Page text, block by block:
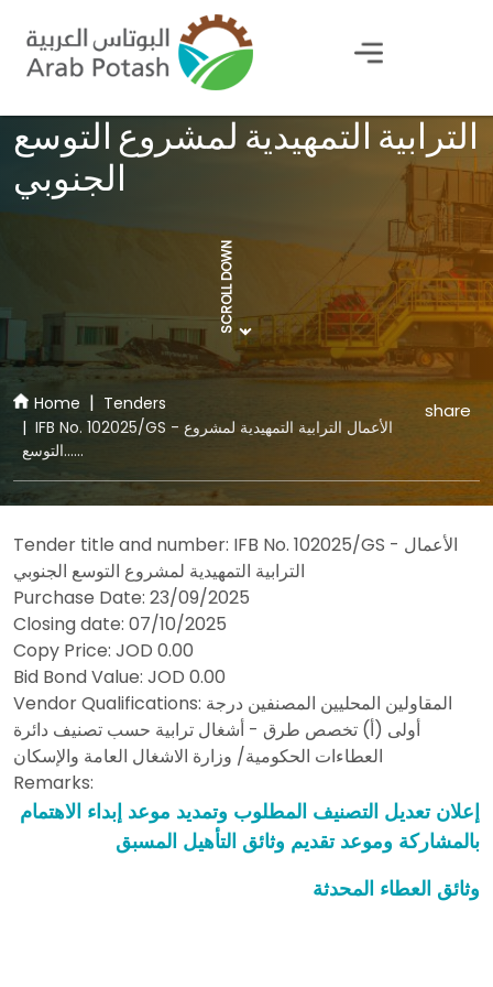
IFB No. 102025/GS - الأعمال
الترابية التمهيدية لمشروع التوسع
الجنوبي
SCROLL DOWN
Home
Tenders
IFB No. 102025/GS - الأعمال الترابية التمهيدية لمشروع
التوسع......
share
Tender title and number: IFB No. 102025/GS - الأعمال
الترابية التمهيدية لمشروع التوسع الجنوبي
Purchase Date: 23/09/2025
Closing date: 07/10/2025
Copy Price: JOD 0.00
Bid Bond Value: JOD 0.00
Vendor Qualifications: المقاولين المحليين المصنفين درجة
أولى (أ) تخصص طرق - أشغال ترابية حسب تصنيف دائرة
العطاءات الحكومية/ وزارة الاشغال العامة والإسكان
Remarks:
إعلان تعديل التصنيف المطلوب وتمديد موعد إبداء الاهتمام
بالمشاركة وموعد تقديم وثائق التأهيل المسبق
وثائق العطاء المحدثة